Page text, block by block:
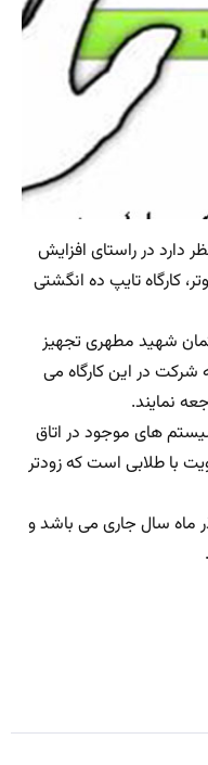
در راستای افزایش
کارگاه تایپ ده انگشتی
شهید مطهری تجهیز
شرکت در این کارگاه می
نمایند.
های موجود در اتاق
با طلابی است که زودتر
نام شرکت در این کارگاه ۱۴ آذر ماه سال جاری می باشد و